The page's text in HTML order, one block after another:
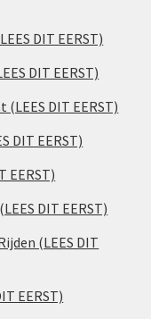
DIT EERST)
DIT EERST)
DIT EERST)
DIT EERST)
EERST)
DIT EERST)
(LEES DIT
EERST)